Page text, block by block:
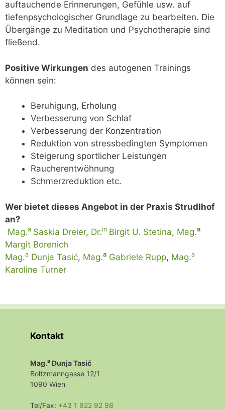
auftauchende Erinnerungen, Gefühle usw. auf
tiefenpsychologischer Grundlage zu bearbeiten. Die
Übergänge zu Meditation und Psychotherapie sind
fließend.
Positive Wirkungen des autogenen Trainings
können sein:
Beruhigung, Erholung
Verbesserung von Schlaf
Verbesserung der Konzentration
Reduktion von stressbedingten Symptomen
Steigerung sportlicher Leistungen
Raucherentwöhnung
Schmerzreduktion etc.
Wer bietet dieses Angebot in der Praxis Strudlhof
an?
Mag.a Saskia Dreier, Dr.in Birgit U. Stetina, Mag.a
Margit Borenich
Mag.a Dunja Tasić, Mag.a Gabriele Rupp, Mag.a
Karoline Turner
Kontakt
Mag.a Dunja Tasić
Boltzmanngasse 12/1
1090 Wien
Tel/Fax: +43 1 922 92 98